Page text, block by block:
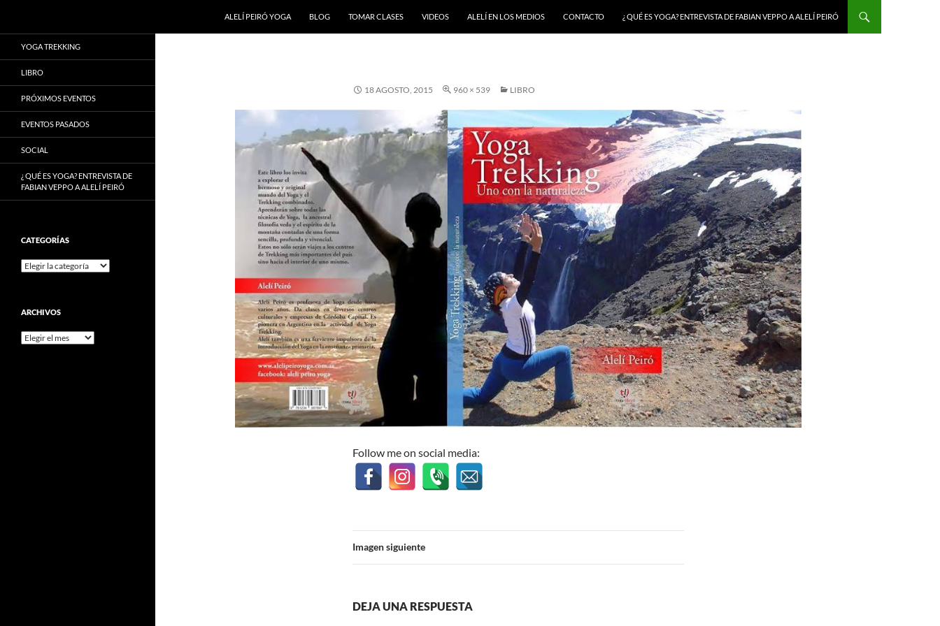
Saltar
al
contenido
ALELÍ PEIRÓ YOGA BLOG TOMAR CLASES VIDEOS ALELÍ EN LOS MEDIOS CONTACTO ¿ QUÉ ES YOGA? ENTREVISTA DE FABIAN VEPPO A ALELÍ PEIRÓ
18 AGOSTO, 2015 960 × 539 LIBRO
Follow me on social media:
Imagen siguiente
DEJA UNA RESPUESTA
YOGA TREKKING
LIBRO
PRÓXIMOS EVENTOS
EVENTOS PASADOS
SOCIAL
¿ QUÉ ES YOGA? ENTREVISTA DE
FABIAN VEPPO A ALELÍ PEIRÓ
CATEGORÍAS
Categorías
ARCHIVOS
Archivos